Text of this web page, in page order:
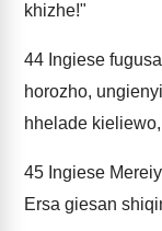
khizhe!"
44 Ingiese
horozho,
hhelade
45 Ingiese
Ersa giesan